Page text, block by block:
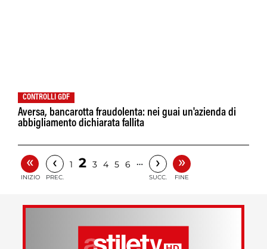
CONTROLLI GDF
Aversa, bancarotta fraudolenta: nei guai un'azienda di
abbigliamento dichiarata fallita
«
INIZIO
‹
PREC.
1 2 3 4 5 6 … ›
SUCC.
»
FINE